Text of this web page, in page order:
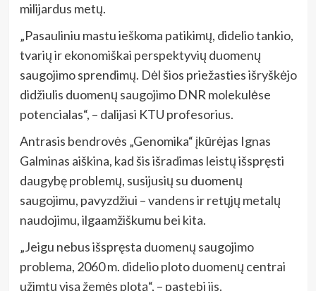
milijardus metų.
„Pasauliniu mastu ieškoma patikimų, didelio tankio,
tvarių ir ekonomiškai perspektyvių duomenų
saugojimo sprendimų. Dėl šios priežasties išryškėjo
didžiulis duomenų saugojimo DNR molekulėse
potencialas“, – dalijasi KTU profesorius.
Antrasis bendrovės „Genomika“ įkūrėjas Ignas
Galminas aiškina, kad šis išradimas leistų išspręsti
daugybę problemų, susijusių su duomenų
saugojimu, pavyzdžiui – vandens ir retųjų metalų
naudojimu, ilgaamžiškumu bei kita.
„Jeigu nebus išspręsta duomenų saugojimo
problema, 2060 m. didelio ploto duomenų centrai
užimtų visą žemės plotą“, – pastebi jis.